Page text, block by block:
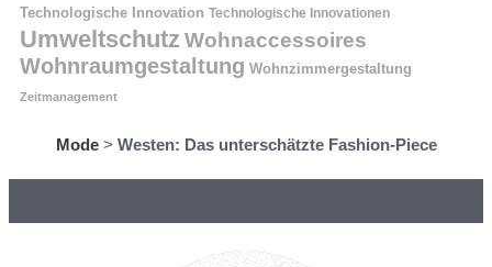
Technologische Innovation Technologische Innovationen
Umweltschutz Wohnaccessoires
Wohnraumgestaltung Wohnzimmergestaltung
Zeitmanagement
Mode> Westen: Das unterschätzte Fashion-Piece